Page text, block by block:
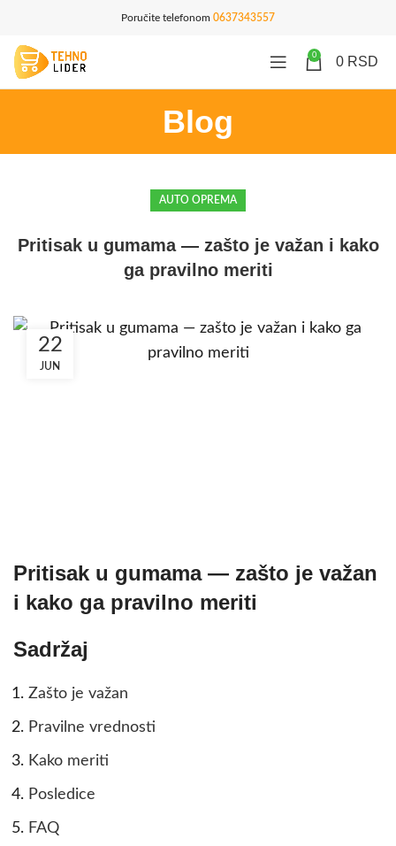
Poručite telefonom 0637343557
0 0 RSD
Blog
AUTO OPREMA
Pritisak u gumama — zašto je važan i kako
ga pravilno meriti
22
JUN
Pritisak u gumama — zašto je važan
i kako ga pravilno meriti
Sadržaj
Zašto je važan
Pravilne vrednosti
Kako meriti
Posledice
FAQ